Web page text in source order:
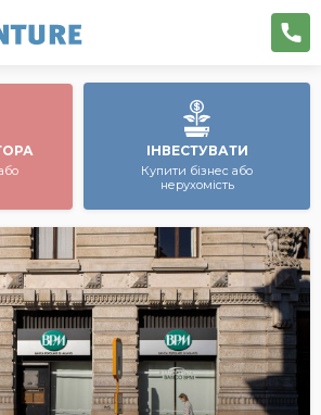
ІНВЕСТУВАТИ
Купити бізнес або
нерухомість